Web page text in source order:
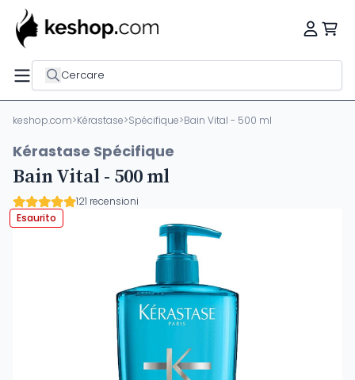
Cercare
keshop.com>Kérastase>Spécifique>Bain Vital - 500 ml
Kérastase Spécifique
Bain Vital - 500 ml
121 recensioni
Esaurito